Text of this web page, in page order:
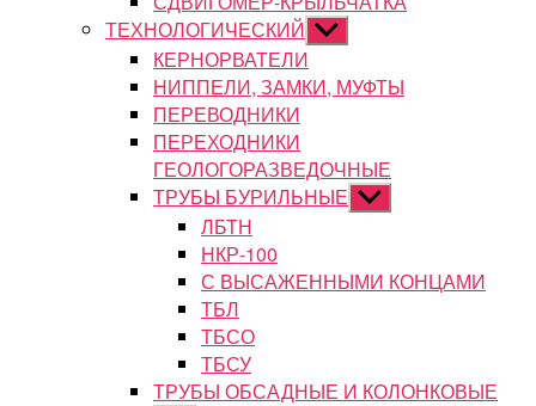
ТЕХНОЛОГИЧЕСКИЙ Показывать
подменю
КЕРНОРВАТЕЛИ
НИППЕЛИ, ЗАМКИ, МУФТЫ
ПЕРЕВОДНИКИ
ПЕРЕХОДНИКИ
ГЕОЛОГОРАЗВЕДОЧНЫЕ
ТРУБЫ БУРИЛЬНЫЕ Показывать
подменю
ЛБТН
НКР-100
С ВЫСАЖЕННЫМИ КОНЦАМИ
ТБЛ
ТБСО
ТБСУ
ТРУБЫ ОБСАДНЫЕ И КОЛОНКОВЫЕ